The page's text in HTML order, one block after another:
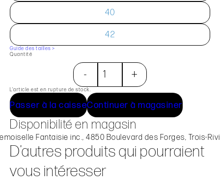
40
42
Guide des tailles >
Quantité
- +
L’article est en rupture de stock.
Passer à la caisseContinuer à magasiner
Disponibilité en magasin
Fantaisie inc., 4850 Boulevard des Forges, Trois-
D'autres produits qui pourraient
vous intéresser